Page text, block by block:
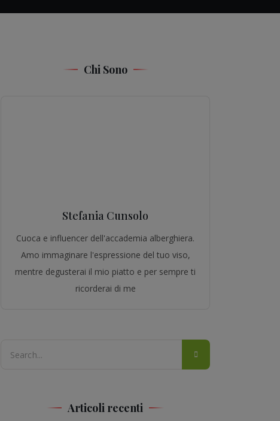
Chi Sono
Stefania Cunsolo
Cuoca e influencer dell'accademia alberghiera.
Amo immaginare l'espressione del tuo viso,
mentre degusterai il mio piatto e per sempre ti
ricorderai di me
Articoli recenti